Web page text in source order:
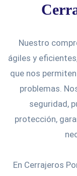
Nuestro
ágiles y
que nos
problemas.
seguridad,
protección,
En Cerrajeros